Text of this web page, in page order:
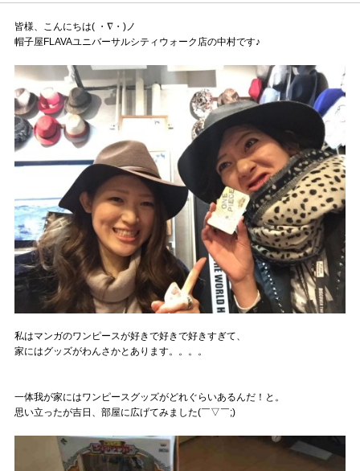
皆様、こんにちは( ・∇・)ノ
帽子屋FLAVAユニバーサルシティウォーク店の中村です♪
私はマンガのワンピースが好きで好きで好きすぎて、
家にはグッズがわんさかとあります。。。。
一体我が家にはワンピースグッズがどれぐらいあるんだ！と。
思い立ったが吉日、部屋に広げてみました(￣▽￣;)